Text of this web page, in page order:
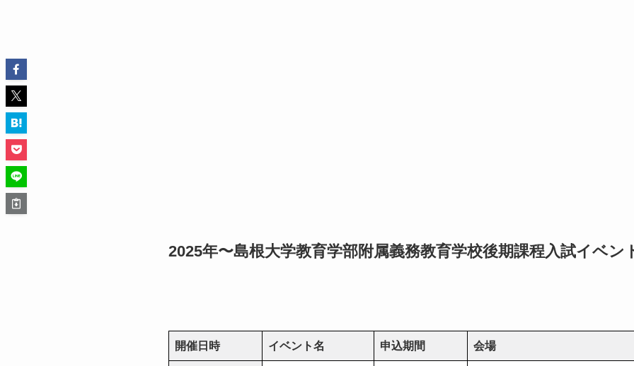
2025年〜島根大学教育学部附属義務教育学校後期課程入試イベン
開催日時 イベント名 申込期間 会場